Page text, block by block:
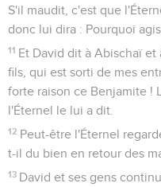
S'il maudit, c'est que
donc lui dira : Pourquoi
11 Et David dit à Abischaï et
fils, qui est sorti de mes
forte raison ce Benjamite !
l'Éternel le lui a dit.
12 Peut-être l'Éternel
t-il du bien en retour des
13 David et ses gens